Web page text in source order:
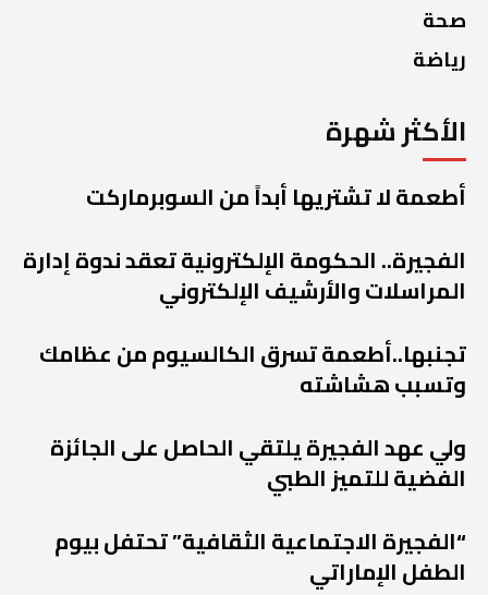
صحة
رياضة
الأكثر شهرة
أطعمة لا تشتريها أبداً من السوبرماركت
الفجيرة.. الحكومة الإلكترونية تعقد ندوة إدارة
المراسلات والأرشيف الإلكتروني
تجنبها..أطعمة تسرق الكالسيوم من عظامك
وتسبب هشاشته
ولي عهد الفجيرة يلتقي الحاصل على الجائزة
الفضية للتميز الطبي
“الفجيرة الاجتماعية الثقافية” تحتفل بيوم
الطفل الإماراتي